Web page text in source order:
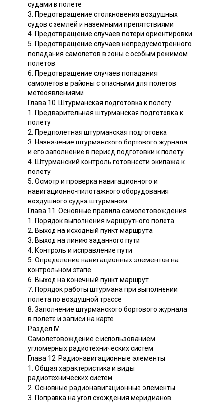
судами в полете
3. Предотвращение столкновения воздушных
судов с землей и наземными препятствиями
4. Предотвращение случаев потери ориентировки
5. Предотвращение случаев непредусмотренного
попадания самолетов в зоны с особым режимом
полетов
6. Предотвращение случаев попадания
самолетов в районы с опасными для полетов
метеоявлениями
Глава 10. Штурманская подготовка к полету
1. Предварительная штурманская подготовка к
полету
2. Предполетная штурманская подготовка
3. Назначение штурманского бортового журнала
и его заполнение в период подготовки к полету
4. Штурманский контроль готовности экипажа к
полету
5. Осмотр и проверка навигационного и
навигационно-пилотажного оборудования
воздушного судна штурманом
Глава 11. Основные правила самолетовождения
1. Порядок выполнения маршрутного полета
2. Выход на исходный пункт маршрута
3. Выход на линию заданного пути
4. Контроль и исправление пути
5. Определение навигационных элементов на
контрольном этапе
6. Выход на конечный пункт маршрут
7. Порядок работы штурмана при выполнении
полета по воздушной трассе
8. Заполнение штурманского бортового журнала
в полете и записи на карте
Раздел IV
Самолетовождение с использованием
угломерных радиотехнических систем
Глава 12. Радионавигационные элементы
1. Общая характеристика и виды
радиотехнических систем
2. Основные радионавигационные элементы
3. Поправка на угол схождения меридианов